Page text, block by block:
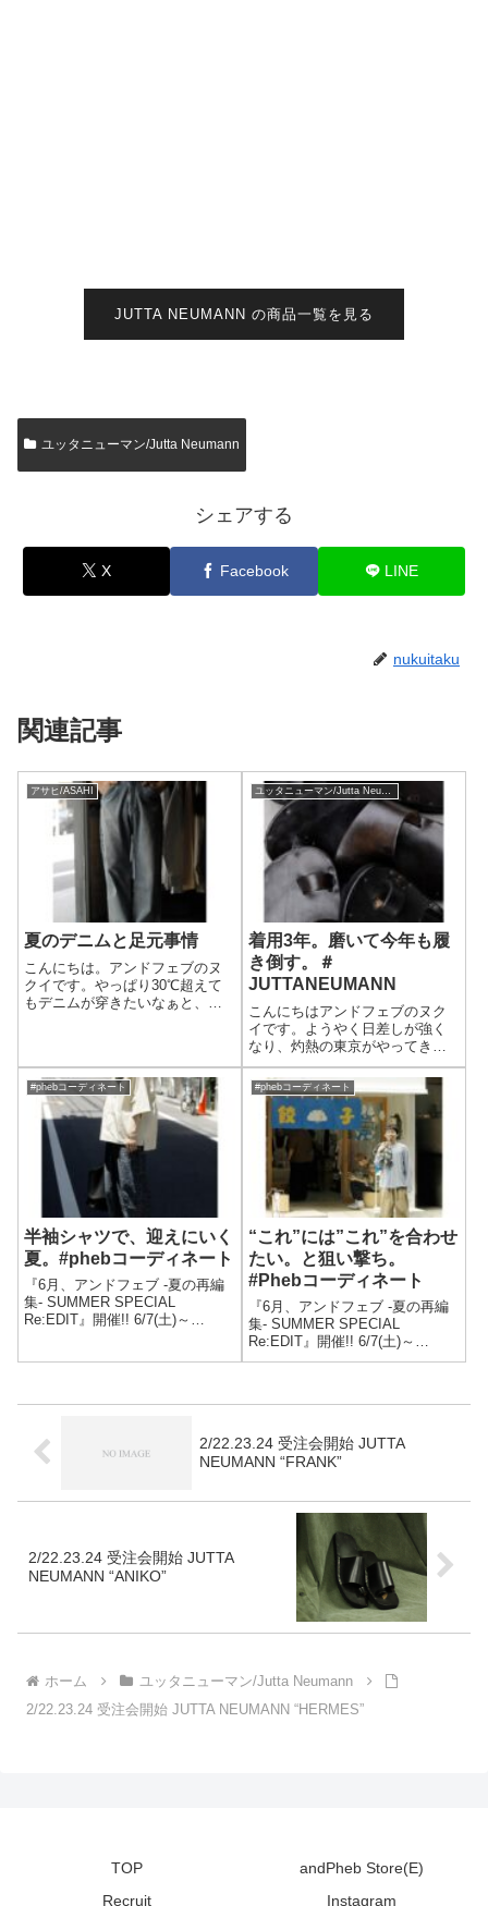
JUTTA NEUMANN の商品一覧を見る
ユッタニューマン/Jutta Neumann
シェアする
X Facebook LINE
nukuitaku
関連記事
アサヒ/ASAHI
夏のデニムと足元事情
こんにちは。アンドフェブのヌ
クイです。やっぱり30℃超えて
もデニムが穿きたいなぁと、西
着れて爽やかで軽快。足元もサ
ンダルでもスニーカーでもレザ
ーシューズでも...
ユッタニューマン/Jutta Neumann
着用3年。磨いて今年も履
き倒す。＃
JUTTANEUMANN
こんにちはアンドフェブのヌク
イです。ようやく日差しが強く
なり、灼熱の東京がやってきま
す。ということで、夏の足元ユ
ッタニューマンも、毎日のよう
に動いて品薄となってきまし
た。汗と湿気が混ざり合い、足
にじわじわ馴染むこの季節。デ
ニムも軍パンも、足...
#phebコーディネート
半袖シャツで、迎えにいく
夏。#phebコーディネート
『6月、アンドフェブ -夏の再編
集- SUMMER SPECIAL
Re:EDIT』開催!! 6/7(土)～
—–こ...
#phebコーディネート
“これ”には”これ”を合わせ
たい。と狙い撃ち。
#Phebコーディネート
『6月、アンドフェブ -夏の再編
集- SUMMER SPECIAL
Re:EDIT』開催!! 6/7(土)～
6/30（月)POP UPイベント開催
2/22.23.24 受注会開始 JUTTA
NEUMANN “FRANK”
2/22.23.24 受注会開始 JUTTA
NEUMANN “ANIKO”
ホーム
ユッタニューマン/Jutta Neumann
2/22.23.24 受注会開始 JUTTA NEUMANN “HERMES”
TOP
andPheb Store(E)
Recruit
Instagram